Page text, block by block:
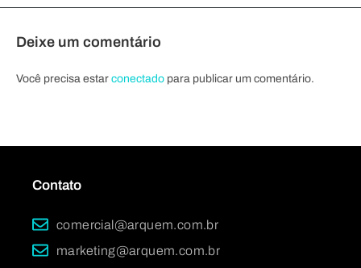
Deixe um comentário
Você precisa estar conectado para publicar um comentário.
Contato
comercial@arquem.com.br
marketing@arquem.com.br